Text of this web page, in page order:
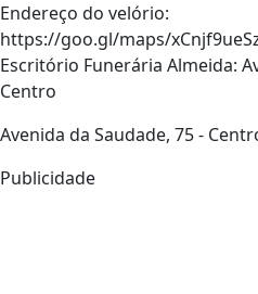
Endereço do velório:
https://goo.gl/maps/
Escritório Funerária Almeida:
Centro
Avenida da Saudade, 75 -
Publicidade